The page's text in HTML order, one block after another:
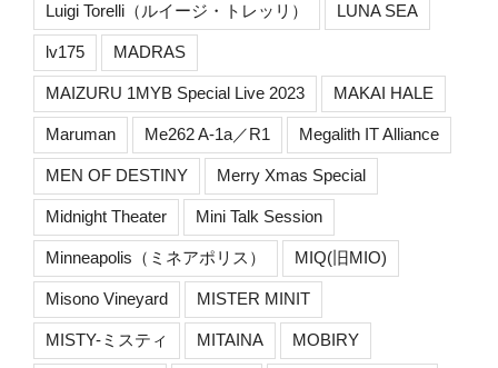
Luigi Torelli（ルイージ・トレッリ） LUNA SEA
lv175 MADRAS
MAIZURU 1MYB Special Live 2023 MAKAI HALE
Maruman Me262 A-1a／R1 Megalith IT Alliance
MEN OF DESTINY Merry Xmas Special
Midnight Theater Mini Talk Session
Minneapolis（ミネアポリス） MIQ(旧MIO)
Misono Vineyard MISTER MINIT
MISTY-ミスティ MITAINA MOBIRY